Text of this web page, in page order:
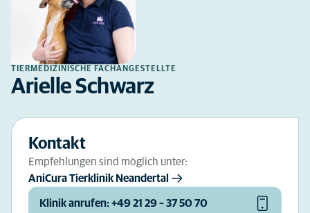
TIERMEDIZINISCHE FACHANGESTELLTE
Arielle Schwarz
Kontakt
Empfehlungen sind möglich unter:
AniCura Tierklinik Neandertal
Klinik anrufen: +49 21 29 – 37 50 70